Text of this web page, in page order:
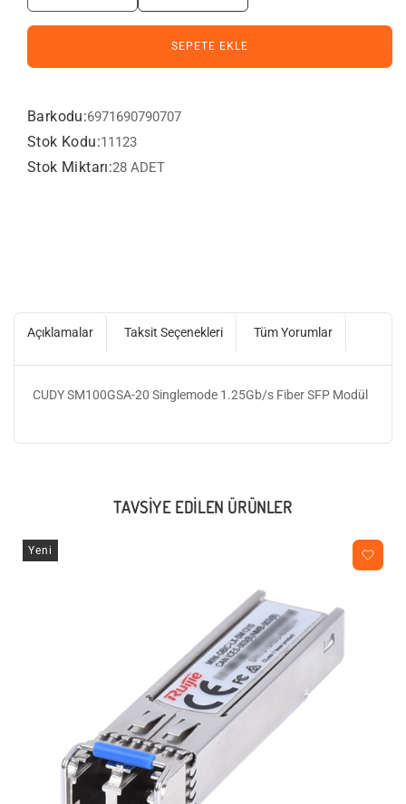
SEPETE EKLE
Barkodu:6971690790707
Stok Kodu:11123
Stok Miktarı:28 ADET
Açıklamalar Taksit Seçenekleri Tüm Yorumlar
CUDY SM100GSA-20 Singlemode 1.25Gb/s Fiber SFP Modül
TAVSIYE EDILEN ÜRÜNLER
Yeni